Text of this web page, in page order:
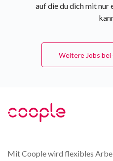
auf die du dich mit
Weitere Jobs bei
Mit Coople wird flexibles